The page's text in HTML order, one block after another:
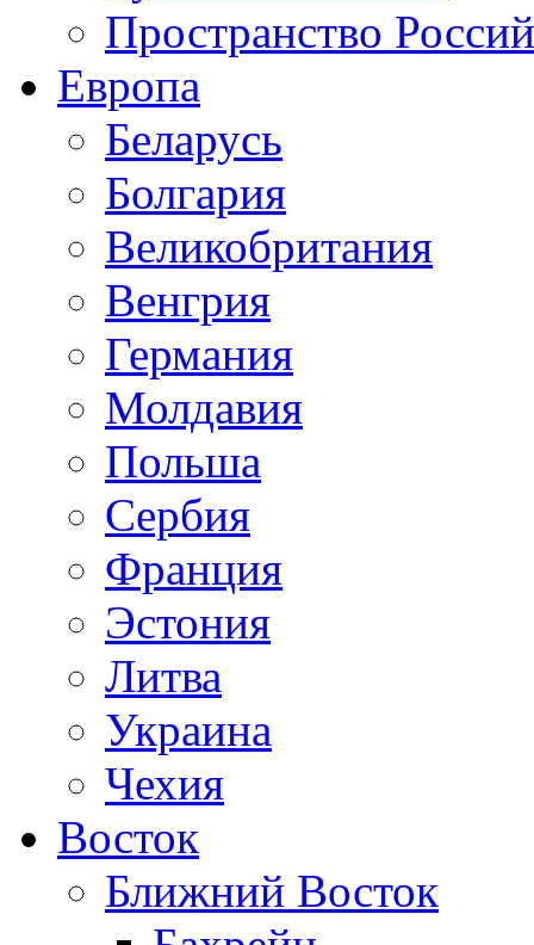
Пространство
Европа
Беларусь
Болгария
Великобритания
Венгрия
Германия
Молдавия
Польша
Сербия
Франция
Эстония
Литва
Украина
Чехия
Восток
Ближний Восток